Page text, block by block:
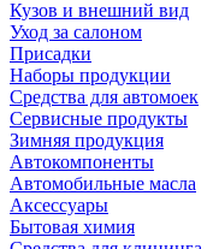
Кузов и внешний вид
Уход за салоном
Присадки
Наборы продукции
Средства для автомоек
Сервисные продукты
Зимняя продукция
Автокомпоненты
Автомобильные масла
Аксессуары
Бытовая химия